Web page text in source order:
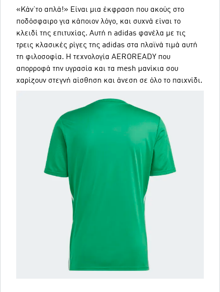
«Κάν΄το απλά!» Είναι μια έκφραση που ακούς στο
ποδόσφαιρο για κάποιον λόγο, και συχνά είναι το
κλειδί της επιτυχίας. Αυτή η adidas φανέλα με τις
τρεις κλασικές ρίγες της adidas στα πλαϊνά τιμά αυτή
τη φιλοσοφία. Η τεχνολογία AEROREADY που
απορροφά την υγρασία και τα mesh μανίκια σου
χαρίζουν στεγνή αίσθηση και άνεση σε όλο το παιχνίδι.